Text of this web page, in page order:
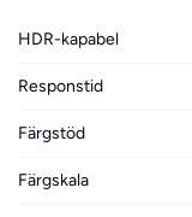
HDR-kapabel
Responstid
Färgstöd
Färgskala